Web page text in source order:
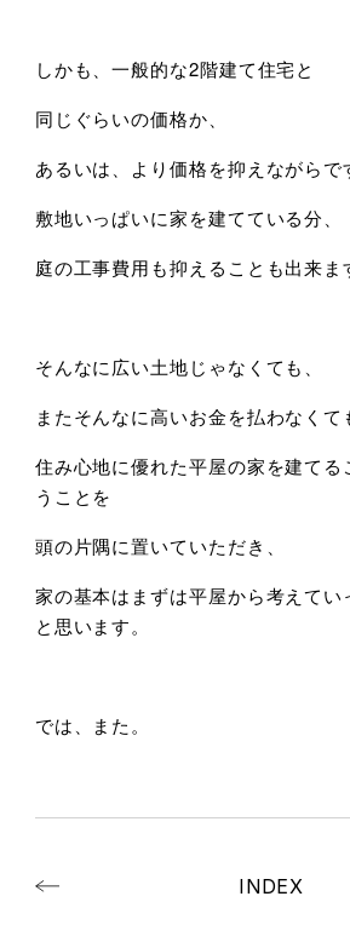
しかも、一般的な2階建て住宅と
同じぐらいの価格か、
あるいは、より価格を抑えながらで
敷地いっぱいに家を建てている分、
庭の工事費用も抑えることも出来ま
そんなに広い土地じゃなくても、
またそんなに高いお金を払わなくて
住み心地に優れた平屋の家を建てる
うことを
頭の片隅に置いていただき、
家の基本はまずは平屋から考えて
と思います。
では、また。
INDEX